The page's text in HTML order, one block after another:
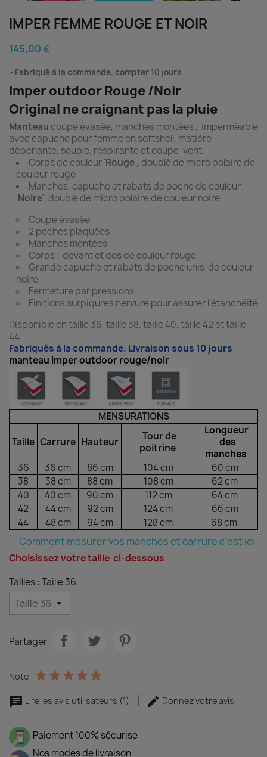
IMPER FEMME ROUGE ET NOIR
145,00 €
Fabriqué à la commande, compter 10 jours
Imper outdoor Rouge /Noir
Original ne craignant pas la pluie
Manteau coupe évasée, manches montées , imperméable
avec capuche pour femme en softshell, matière
déperlante, souple, respirante et coupe-vent.
Corps de couleur 'Rouge , doublé de micro polaire de
couleur rouge
Manches, capuche et rabats de poche de couleur
'Noire', double de micro polaire de couleur noire
Coupe évasée
2 poches plaquées
Manches montées
Corps - devant et dos de couleur rouge
Grande capuche et rabats de poche unis de couleur
noire
Fermeture par pressions
Finitions surpiqures nervure pour assurer l’étanchéité
Disponible en taille 36, taille 38, taille 40, taille 42 et taille
44
Fabriqués à la commande. Livraison sous 10 jours
manteau imper outdoor rouge/noir
MENSURATIONS
Taille Carrure Hauteur
Tour de
poitrine
Longueur
des
manches
36
36 cm 86 cm 104 cm
60 cm
38
38 cm 88 cm 108 cm
62 cm
40
40 cm 90 cm 112 cm
64 cm
42
44 cm 92 cm 124 cm
66 cm
44
48 cm 94 cm 128 cm 68 cm
Comment mesurer vos manches et carrure c'est ici
Choisissez votre taille ci-dessous
Tailles : Taille 36
Partager
Note
Lire les avis utilisateurs (1) Donnez votre avis
Paiement 100% sécurise
Nos modes de livraison